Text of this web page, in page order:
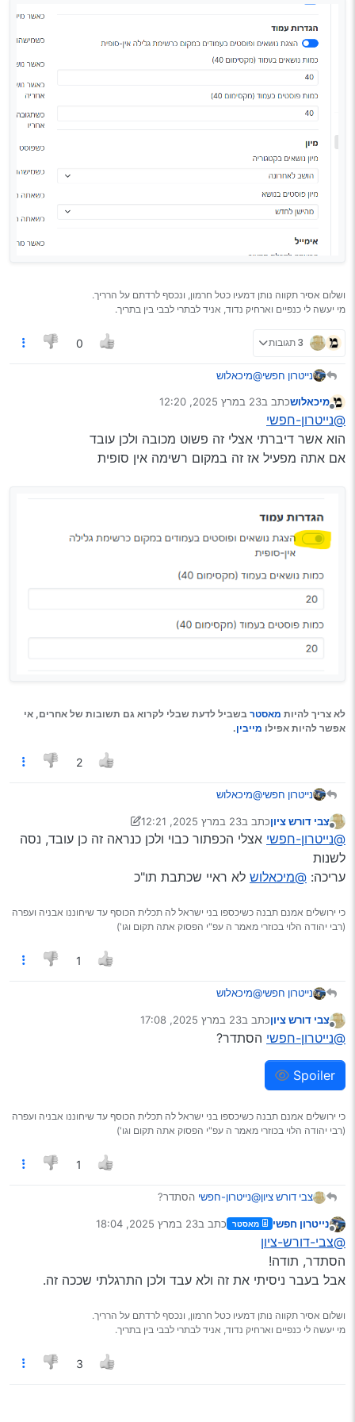
ושלום אסיר תקווה נותן דמעיו כטל חרמון, ונכסף לרדתם על הרריך.
מי יעשה לי כנפיים וארחיק נדוד, אניד לבתרי לבבי בין בתריך.
3 תגובות 0
נייטרון חפשי@מיכאלוש
מיכאלושכתב ב23 במרץ 2025, 12:20
נערך לאחרונה על ידי
@נייטרון-חפשי
הוא אשר דיברתי אצלי זה פשוט מכובה ולכן עובד
אם אתה מפעיל אז זה במקום רשימה אין סופית
לא צריך להיות מאסטר בשביל לדעת שבלי לקרוא גם תשובות של אחרים, אי
אפשר להיות אפילו מייבין.
2
נייטרון חפשי@מיכאלוש
מנותק
צבי דורש ציוןכתב ב23 במרץ 2025, 12:21
נערך לאחרונה על ידי Klonimoos
@נייטרון-חפשי אצלי הכפתור כבוי ולכן כנראה זה כן עובד, נסה
לשנות
עריכה: @מיכאלוש לא ראיי שכתבת תו"כ
כי ירושלים אמנם תבנה כשיכספו בני ישראל לה תכלית הכוסף עד שיחוננו אבניה ועפרה
(רבי יהודה הלוי בכוזרי מאמר ה עפ"י הפסוק אתה תקום וגו')
1
נייטרון חפשי@מיכאלוש
צבי דורש ציוןכתב ב23 במרץ 2025, 17:08
נערך לאחרונה על ידי
@נייטרון-חפשי הסתדר?
Spoiler
כי ירושלים אמנם תבנה כשיכספו בני ישראל לה תכלית הכוסף עד שיחוננו אבניה ועפרה
(רבי יהודה הלוי בכוזרי מאמר ה עפ"י הפסוק אתה תקום וגו')
1
צבי דורש ציון@נייטרון-חפשי הסתדר?
Spoiler
נייטרון חפשי מאסטר כתב ב23 במרץ 2025, 18:04
נערך לאחרונה על ידי
@צבי-דורש-ציון
הסתדר, תודה!
אבל בעבר ניסיתי את זה ולא עבד ולכן התרגלתי שככה זה.
ושלום אסיר תקווה נותן דמעיו כטל חרמון, ונכסף לרדתם על הרריך.
מי יעשה לי כנפיים וארחיק נדוד, אניד לבתרי לבבי בין בתריך.
3